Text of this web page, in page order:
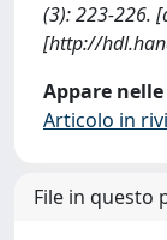
(3): 223-226.
[http://
Appare
Articolo in
File in questo